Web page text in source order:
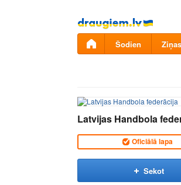
Pāriet
uz
saturu
Šodien Ziņas
Latvijas Handbola
Oficiālā lapa
Sekot